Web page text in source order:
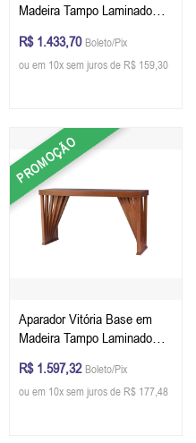
Madeira Tampo Laminado
Pinhão
R$ 1.433,70 Boleto/Pix
ou em 10x sem juros de R$ 159,30
PROMOÇÃO
Aparador Vitória Base em
Madeira Tampo Laminado
Personalizável
R$ 1.597,32 Boleto/Pix
ou em 10x sem juros de R$ 177,48